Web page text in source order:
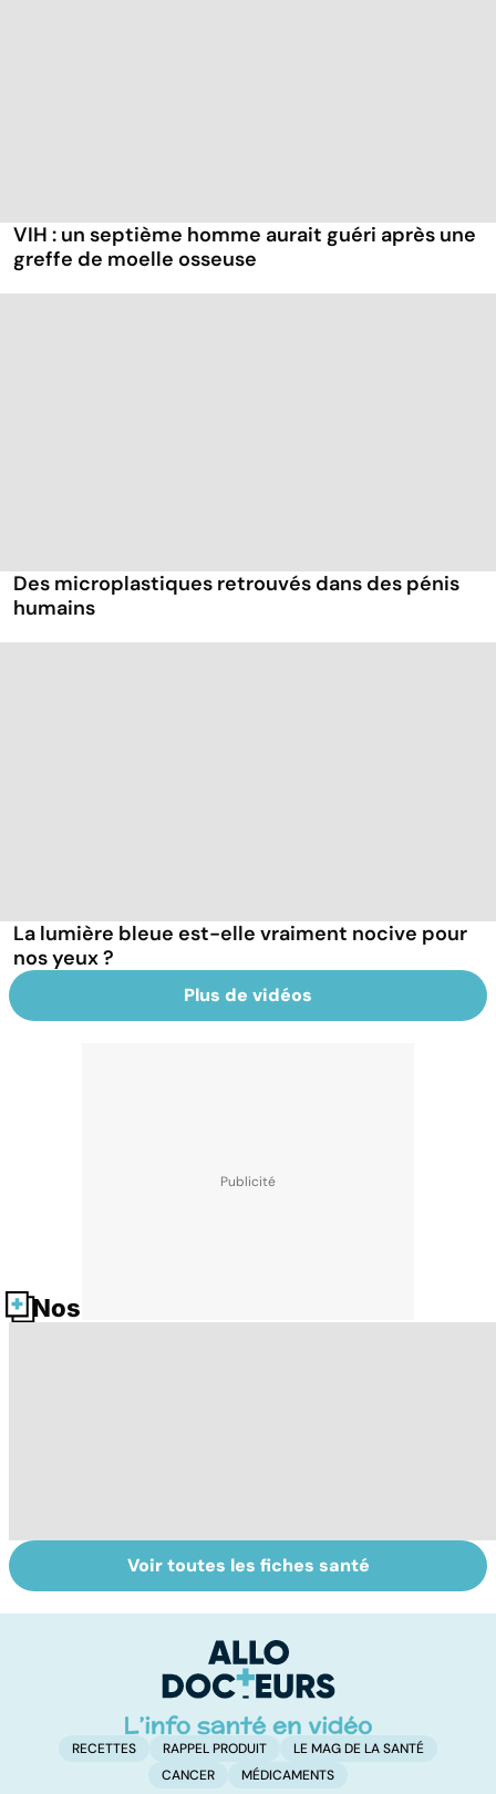
VIH : un septième homme aurait guéri après une
greffe de moelle osseuse
Des microplastiques retrouvés dans des pénis
humains
La lumière bleue est-elle vraiment nocive pour
nos yeux ?
Plus de vidéos
Nos fiches santé
Tout savoir sur le
cerveau
Staphylocoque
doré : une
surveillance
Voir toutes les fiches santé
RECETTES RAPPEL PRODUIT
LE MAG DE LA SANTÉ
CANCER
MÉDICAMENTS